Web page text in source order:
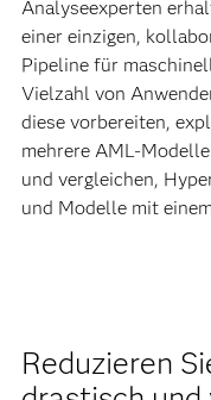
Analyseexperten
einer einzigen,
Pipeline für
Vielzahl von
diese vorbereiten,
mehrere AML-
und vergleichen,
und Modelle mit
Reduzieren